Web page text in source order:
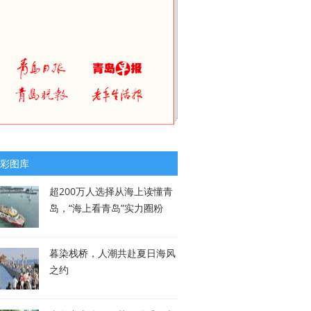
图库
超200万人选择从海上读懂青
岛，“海上看青岛”实力圈粉
暮染栈桥，人潮共赴夏日海风
之约